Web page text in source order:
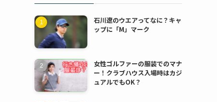
石川遼のウエアってなに？キャ
ップに「M」マーク
女性ゴルファーの服装でのマナ
ー！クラブハウス入場時はカジ
ュアルでもOK？